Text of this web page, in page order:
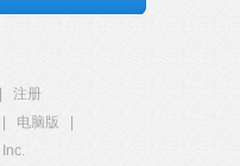
注册
电脑版